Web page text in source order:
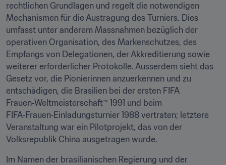
rechtlichen Grundlagen und regelt die notwendigen
Mechanismen für die Austragung des Turniers. Dies
umfasst unter anderem Massnahmen bezüglich der
operativen Organisation, des Markenschutzes, des
Empfangs von Delegationen, der Akkreditierung sowie
weiterer erforderlicher Protokolle. Ausserdem sieht das
Gesetz vor, die Pionierinnen anzuerkennen und zu
entschädigen, die Brasilien bei der ersten FIFA
Frauen‑Weltmeisterschaft™ 1991 und beim
FIFA‑Frauen‑Einladungsturnier 1988 vertraten; letztere
Veranstaltung war ein Pilotprojekt, das von der
Volksrepublik China ausgetragen wurde.
Im Namen der brasilianischen Regierung und der